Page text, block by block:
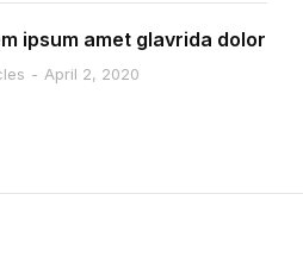
ipsum amet glavrida dolor
April 2, 2020